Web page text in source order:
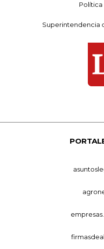
Superintendencia